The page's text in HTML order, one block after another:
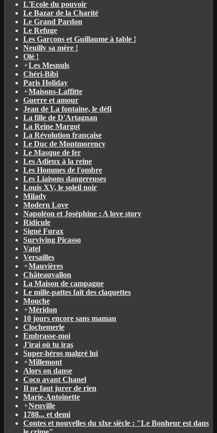
L'Ecole du pouvoir
Le Bazar de la Charité
Le Grand Pardon
Le Refuge
Les Garçons et Guillaume à table !
Neuilly sa mère !
Olé !
+Les Mesnuls
Chéri-Bibi
Paris Holiday
+Maisons-Laffitte
Guerre et amour
Jean de La fontaine, le défi
La fille de D'Artagnan
La Reine Margot
La Révolution française
Le Duc de Montmorency
Le Masque de fer
Les Adieux à la reine
Les Hommes de l'ombre
Les Liaisons dangereuses
Louis XV, le soleil noir
Milady
Modern Love
Napoléon et Joséphine : A love story
Ridicule
Signé Furax
Surviving Picasso
Vatel
Versailles
+Mauvières
Châteauvallon
La Maison de campagne
Le mille-pattes fait des claquettes
Mouche
+Méridon
10 jours encore sans maman
Clochemerle
Embrasse-moi
J'irai où tu iras
Super-héros malgré lui
+Millemont
Alors on danse
Coco avant Chanel
Il ne faut jurer de rien
Marie-Antoinette
+Neuville
1788... et demi
Contes et nouvelles du xlxe siècle : "Le Bonheur est dans